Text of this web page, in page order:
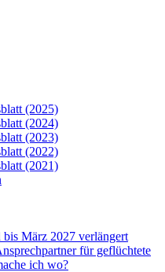
(2025)
(2024)
(2023)
(2022)
(2021)
bis März 2027 verlängert
für geflüchtete
ich wo?